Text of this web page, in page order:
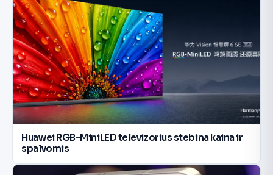
Huawei RGB-MiniLED televizorius stebina kaina ir
spalvomis